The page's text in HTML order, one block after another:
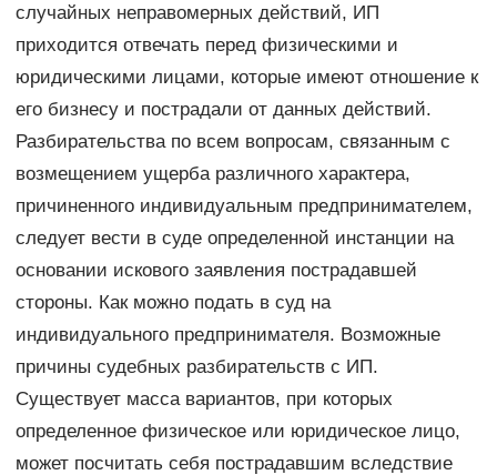
случайных неправомерных действий, ИП
приходится отвечать перед физическими и
юридическими лицами, которые имеют отношение к
его бизнесу и пострадали от данных действий.
Разбирательства по всем вопросам, связанным с
возмещением ущерба различного характера,
причиненного индивидуальным предпринимателем,
следует вести в суде определенной инстанции на
основании искового заявления пострадавшей
стороны. Как можно подать в суд на
индивидуального предпринимателя. Возможные
причины судебных разбирательств с ИП.
Существует масса вариантов, при которых
определенное физическое или юридическое лицо,
может посчитать себя пострадавшим вследствие